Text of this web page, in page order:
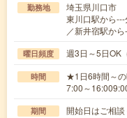
勤務地
埼玉県川口市
東川口駅から
／新井宿駅か
曜日頻度 週3日～5日
時間
★1日6時間～の
7:00～
期間
開始日はご相